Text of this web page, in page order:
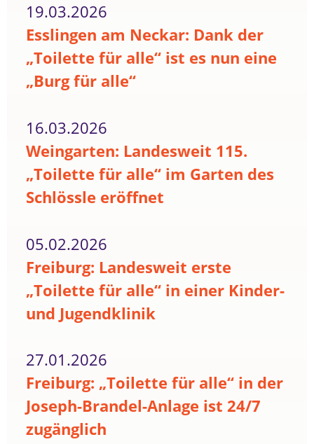
19.03.2026
Esslingen am Neckar: Dank der
„Toilette für alle“ ist es nun eine
„Burg für alle“
16.03.2026
Weingarten: Landesweit 115.
„Toilette für alle“ im Garten des
Schlössle eröffnet
05.02.2026
Freiburg: Landesweit erste
„Toilette für alle“ in einer Kinder-
und Jugendklinik
27.01.2026
Freiburg: „Toilette für alle“ in der
Joseph-Brandel-Anlage ist 24/7
zugänglich